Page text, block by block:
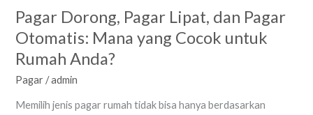
Pagar Dorong, Pagar Lipat, dan Pagar
Otomatis: Mana yang Cocok untuk
Rumah Anda?
Pagar /admin
Memilih jenis pagar rumah tidak bisa hanya berdasarkan